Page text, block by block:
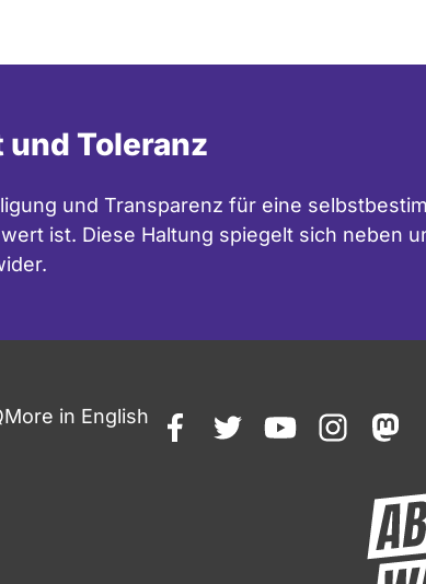
Toleranz
und Transparenz für eine
ist. Diese Haltung spiegelt sich neben
More in English
facebooktwitteryoutubeinstagram